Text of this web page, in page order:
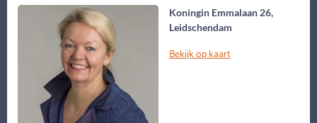
Koningin Emmalaan 26,
Leidschendam
Bekijk op kaart